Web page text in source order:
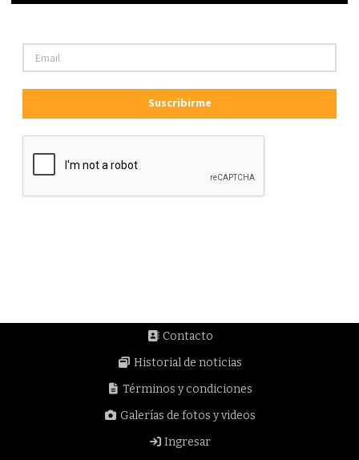
Suscribirme
Contacto
Historial de noticias
Términos y condiciones
Galerías de fotos y videos
Ingresar